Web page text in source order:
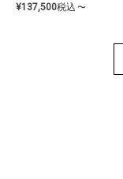
¥137,500税込 〜